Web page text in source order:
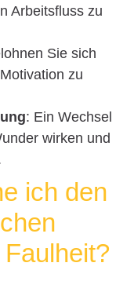
Arbeitsfluss zu
Sie sich
zu
: Ein Wechsel
wirken und
ich den